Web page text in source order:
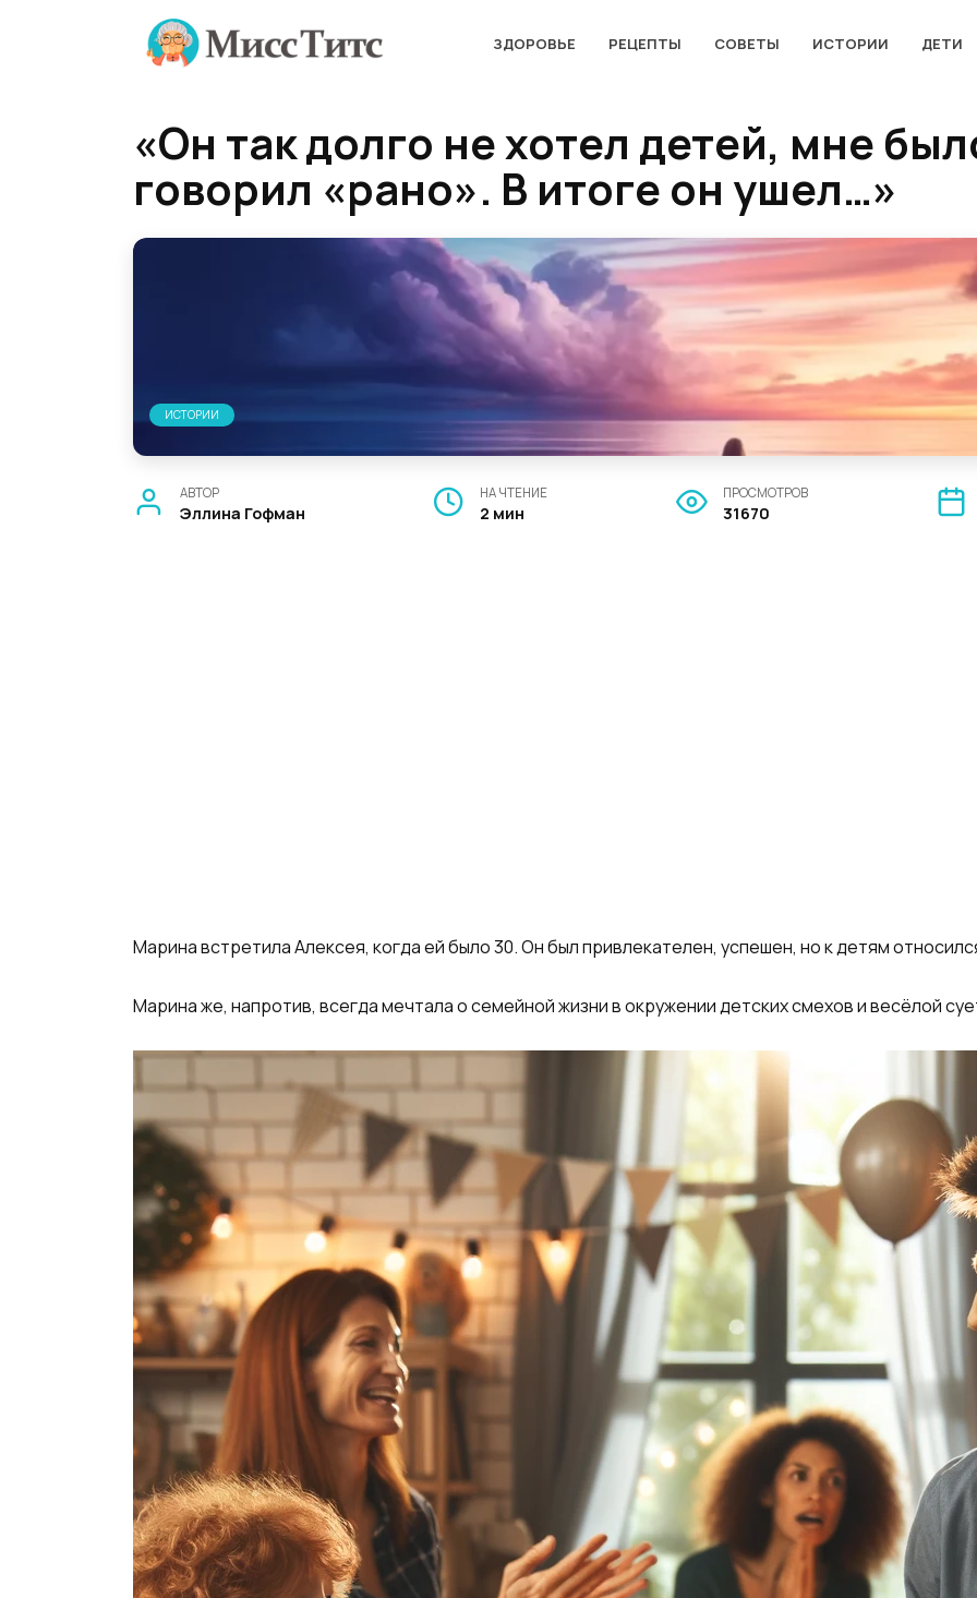
ЗДОРОВЬЕ РЕЦЕПТЫ СОВЕТЫ ИСТОРИИ ДЕТИ
«Он так долго не хотел детей, мне
говорил «рано». В итоге он ушел…»
ИСТОРИИ
АВТОР
Эллина Гофман
НА ЧТЕНИЕ
2 мин
ПРОСМОТРОВ
31670
Марина встретила Алексея, когда ей было 30. Он был привлекателен, успешен, но к детям
Марина же, напротив, всегда мечтала о семейной жизни в окружении детских смехов и весёлой